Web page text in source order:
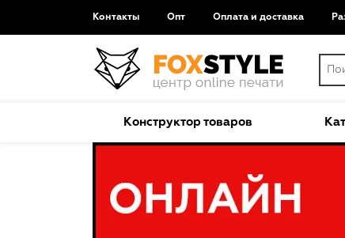
Контакты Опт Оплата и доставка
Конструктор товаров